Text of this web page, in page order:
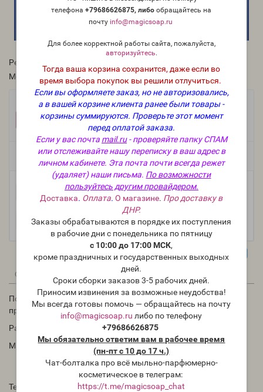
телефона+79686626875, либообращайтесь на
почту info@magicsoap.ru
Для более корректной работы сайта, пожалуйста,
авторизуйтесь.
Тогда ваша корзина сохранится, даже если во
время выбора покупок вы решили отлучиться.
Если вы оформляете заказ, но не авторизовались,
а в вашей корзине клиента ранее были товары -
корзины суммируются. Проверьте этот момент
перед оплатой заказа.
Если у вас почта mail.ru- проверяйте папку СПАМ
или отслеживайте нашу переписку в ваш адрес в
личном кабинете. Эта почта почти всегда режет
(удаляет) наши письма. По возможности
пользуйтесь другим провайдером.
Доставка. Оплата.О магазине. Про доставку в
ДНР.
Заказы обрабатываются в порядке их поступления
в рабочие дни с понедельника по пятницу
с 10:00 до 17:00 МСК,
кроме праздничных и государственных выходных
дней.
Сроки сборки заказов 3-5 рабочих дней.
Приносим извинения за возможные неудобства!
Мы всегда готовы помочь — обращайтесь на почту
info@magicsoap.ru либо по телефону
+79686626875
Мы обязательно ответим вам в рабочее время
(пн-пт с 10 до 17 ч.)
Чат-болталка про всё мыльно-парфюмерно-
косметическое в телеграм:
https://t.me/magicsoap_chat
Рейтинг:
Модель:
cand-31
Фасовка:
1 шт. 61 руб.
Есть в наличии
+ В корзину
Описание Вопрос - Ответ
Подставка для свечи, подсвечник, 300 мл, d=13 см, стекло,
прозрачный
Размер (Д × Ш × В, см): 13 х 13 х 5
Материал: стекло
Теги: